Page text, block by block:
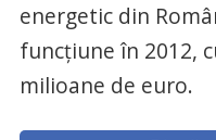
energetic din
funcţiune în 2012,
milioane de euro.